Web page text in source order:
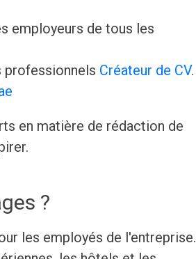
employeurs de tous les
professionnels Créateur de CV.
en matière de rédaction de
?
les employés de l'entreprise.